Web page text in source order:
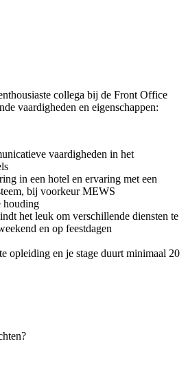
collega bij de Front Office
vaardigheden en eigenschappen:
vaardigheden in het
in een hotel en ervaring met een
bij voorkeur MEWS
houding
het leuk om verschillende diensten te
en op feestdagen
opleiding en je stage duurt minimaal 20